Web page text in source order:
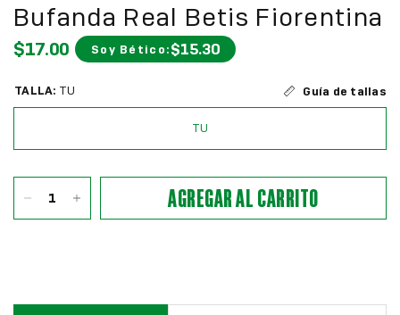
Bufanda Real Betis Fiorentina
$17.00 Soy Bético:$15.30
TALLA: TU Guía de tallas
TU
AGREGAR AL CARRITO